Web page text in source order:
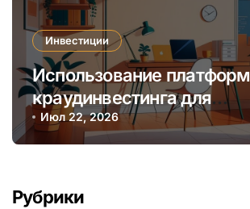
Инвестиции
Использование платформ
краудинвестинга для
диверсификации онлайн-
инвестиций начинающих
Июл 22, 2026
Рубрики